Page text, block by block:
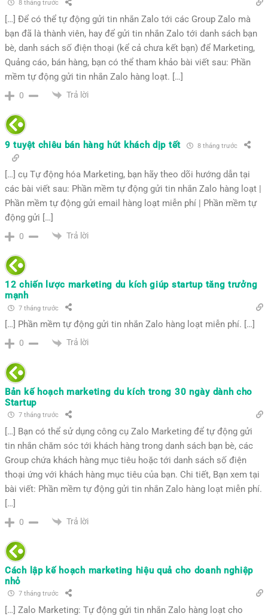
8 tháng trước
[…] Để có thể tự động gửi tin nhắn Zalo tới các Group Zalo mà
bạn đã là thành viên, hay để gửi tin nhắn Zalo tới danh sách bạn
bè, danh sách số điện thoại (kể cả chưa kết bạn) để Marketing,
Quảng cáo, bán hàng, bạn có thể tham khảo bài viết sau: Phần
mềm tự động gửi tin nhắn Zalo hàng loạt. […]
0 Trả lời
9 tuyệt chiêu bán hàng hút khách dịp tết 8 tháng trước
[…] cụ Tự động hóa Marketing, bạn hãy theo dõi hướng dẫn tại
các bài viết sau: Phần mềm tự động gửi tin nhắn Zalo hàng loạt |
Phần mềm tự động gửi email hàng loạt miễn phí | Phần mềm tự
động gửi […]
0 Trả lời
12 chiến lược marketing du kích giúp startup tăng trưởng
mạnh
7 tháng trước
[…] Phần mềm tự động gửi tin nhắn Zalo hàng loạt miễn phí. […]
0 Trả lời
Bản kế hoạch marketing du kích trong 30 ngày dành cho
Startup
7 tháng trước
[…] Bạn có thể sử dụng công cụ Zalo Marketing để tự động gửi
tin nhắn chăm sóc tới khách hàng trong danh sách bạn bè, các
Group chứa khách hàng mục tiêu hoặc tới danh sách số điện
thoại ứng với khách hàng mục tiêu của bạn. Chi tiết, Bạn xem tại
bài viết: Phần mềm tự động gửi tin nhắn Zalo hàng loạt miễn phí.
[…]
0 Trả lời
Cách lập kế hoạch marketing hiệu quả cho doanh nghiệp
nhỏ
7 tháng trước
[…] Zalo Marketing: Tự động gửi tin nhắn Zalo hàng loạt cho